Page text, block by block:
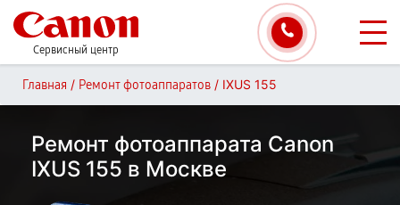
Сервисный центр
Главная / Ремонт фотоаппаратов / IXUS 155
Ремонт фотоаппарата Canon
IXUS 155 в Москве